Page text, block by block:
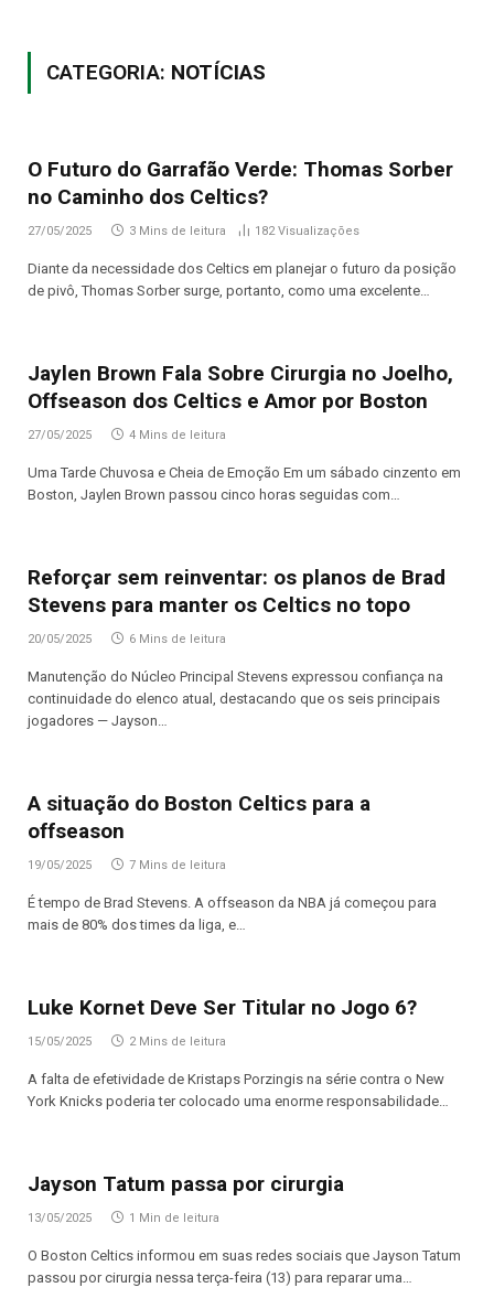
CATEGORIA: NOTÍCIAS
O Futuro do Garrafão Verde: Thomas Sorber
no Caminho dos Celtics?
27/05/2025 3 Mins de leitura 182Visualizações
Diante da necessidade dos Celtics em planejar o futuro da posição
de pivô, Thomas Sorber surge, portanto, como uma excelente…
Jaylen Brown Fala Sobre Cirurgia no Joelho,
Offseason dos Celtics e Amor por Boston
27/05/2025 4 Mins de leitura
Uma Tarde Chuvosa e Cheia de Emoção Em um sábado cinzento em
Boston, Jaylen Brown passou cinco horas seguidas com…
Reforçar sem reinventar: os planos de Brad
Stevens para manter os Celtics no topo
20/05/2025 6 Mins de leitura
Manutenção do Núcleo Principal Stevens expressou confiança na
continuidade do elenco atual, destacando que os seis principais
jogadores — Jayson…
A situação do Boston Celtics para a
offseason
19/05/2025 7 Mins de leitura
É tempo de Brad Stevens. A offseason da NBA já começou para
mais de 80% dos times da liga, e…
Luke Kornet Deve Ser Titular no Jogo 6?
15/05/2025 2 Mins de leitura
A falta de efetividade de Kristaps Porzingis na série contra o New
York Knicks poderia ter colocado uma enorme responsabilidade…
Jayson Tatum passa por cirurgia
13/05/2025 1 Min de leitura
O Boston Celtics informou em suas redes sociais que Jayson Tatum
passou por cirurgia nessa terça-feira (13) para reparar uma…